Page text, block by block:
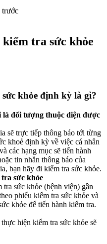
trước
tra sức khỏe
khỏe định kỳ là gì?
là đối tượng thuộc diện được
sẽ trực tiếp thông báo tới từng
khoẻ định kỳ về việc cá nhân
các hạng mục sẽ tiến hành
tin nhắn thông báo của
bạn hãy đi kiểm tra sức khỏe.
sức khỏe
sức khỏe (bệnh viện) gần
phiếu kiểm tra sức khỏe và
khỏe để tiến hành kiểm tra.
hiện kiểm tra sức khỏe sẽ